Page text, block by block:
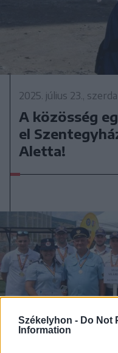
Székelyhon - Do Not
Information
2025. július 23., szerda
A közösség
el
Aletta!